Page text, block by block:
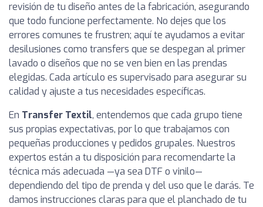
revisión de tu diseño antes de la fabricación, asegurando
que todo funcione perfectamente. No dejes que los
errores comunes te frustren; aquí te ayudamos a evitar
desilusiones como transfers que se despegan al primer
lavado o diseños que no se ven bien en las prendas
elegidas. Cada artículo es supervisado para asegurar su
calidad y ajuste a tus necesidades específicas.
En Transfer Textil, entendemos que cada grupo tiene
sus propias expectativas, por lo que trabajamos con
pequeñas producciones y pedidos grupales. Nuestros
expertos están a tu disposición para recomendarte la
técnica más adecuada —ya sea DTF o vinilo—
dependiendo del tipo de prenda y del uso que le darás. Te
damos instrucciones claras para que el planchado de tu